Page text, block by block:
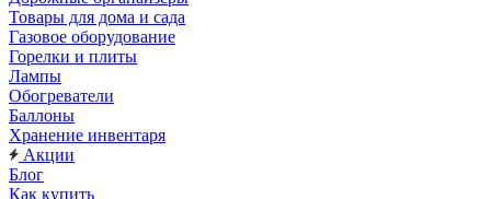
Товары для дома и сада
Газовое оборудование
Горелки и плиты
Лампы
Обогреватели
Баллоны
Хранение инвентаря
Акции
Блог
Как купить